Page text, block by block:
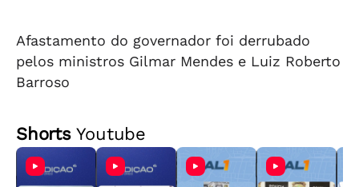
Afastamento do governador foi derrubado
pelos ministros Gilmar Mendes e Luiz Roberto
Barroso
ShortsYoutube